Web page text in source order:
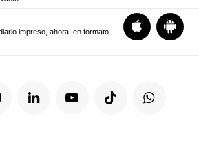
impreso, ahora, en formato